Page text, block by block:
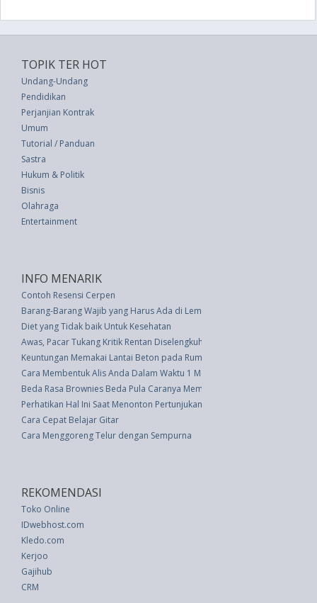
TOPIK TER HOT
Undang-Undang
Pendidikan
Perjanjian Kontrak
Umum
Tutorial / Panduan
Sastra
Hukum & Politik
Bisnis
Olahraga
Entertainment
INFO MENARIK
Contoh Resensi Cerpen
Barang-Barang Wajib yang Harus Ada di Lemari Anda
Diet yang Tidak baik Untuk Kesehatan
Awas, Pacar Tukang Kritik Rentan Diselengkuhi Pasangannya
Keuntungan Memakai Lantai Beton pada Rumah Anda
Cara Membentuk Alis Anda Dalam Waktu 1 Menit
Beda Rasa Brownies Beda Pula Caranya Membuat
Perhatikan Hal Ini Saat Menonton Pertunjukan Kesenian Live
Cara Cepat Belajar Gitar
Cara Menggoreng Telur dengan Sempurna
REKOMENDASI
Toko Online
IDwebhost.com
Kledo.com
Kerjoo
Gajihub
CRM